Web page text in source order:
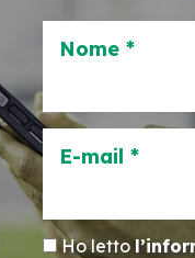
Nome *
E-mail *
Ho letto